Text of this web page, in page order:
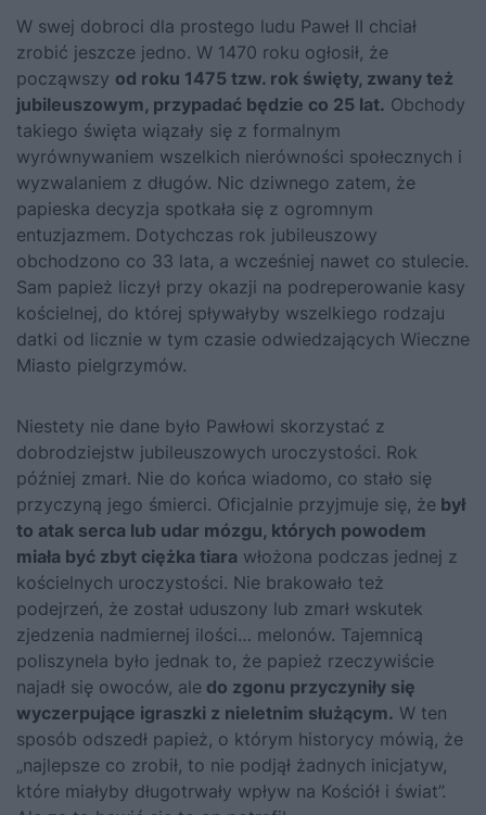
W swej dobroci dla prostego ludu Paweł II chciał
zrobić jeszcze jedno. W 1470 roku ogłosił, że
począwszy od roku 1475 tzw. rok święty, zwany też
jubileuszowym, przypadać będzie co 25 lat. Obchody
takiego święta wiązały się z formalnym
wyrównywaniem wszelkich nierówności społecznych i
wyzwalaniem z długów. Nic dziwnego zatem, że
papieska decyzja spotkała się z ogromnym
entuzjazmem. Dotychczas rok jubileuszowy
obchodzono co 33 lata, a wcześniej nawet co stulecie.
Sam papież liczył przy okazji na podreperowanie kasy
kościelnej, do której spływałyby wszelkiego rodzaju
datki od licznie w tym czasie odwiedzających Wieczne
Miasto pielgrzymów.
Niestety nie dane było Pawłowi skorzystać z
dobrodziejstw jubileuszowych uroczystości. Rok
później zmarł. Nie do końca wiadomo, co stało się
przyczyną jego śmierci. Oficjalnie przyjmuje się, że był
to atak serca lub udar mózgu, których powodem
miała być zbyt ciężka tiara włożona podczas jednej z
kościelnych uroczystości. Nie brakowało też
podejrzeń, że został uduszony lub zmarł wskutek
zjedzenia nadmiernej ilości… melonów. Tajemnicą
poliszynela było jednak to, że papież rzeczywiście
najadł się owoców, ale do zgonu przyczyniły się
wyczerpujące igraszki z nieletnim służącym. W ten
sposób odszedł papież, o którym historycy mówią, że
„najlepsze co zrobił, to nie podjął żadnych inicjatyw,
które miałyby długotrwały wpływ na Kościół i świat”.